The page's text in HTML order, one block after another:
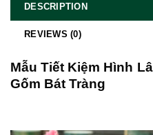
DESCRIPTION
REVIEWS (0)
Mẫu Tiết Kiệm Hình
Gốm Bát Tràng